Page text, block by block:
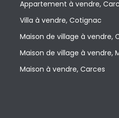
Appartement à vendre,
Villa à vendre, Cotignac
Maison de village à vendre,
Maison de village à vendre,
Maison à vendre, Carces